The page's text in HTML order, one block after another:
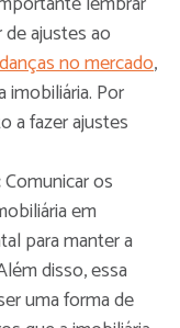
ajustes ao
no mercado,
Por
a fazer ajustes
Comunicar os
em
para manter a
disso, essa
uma forma de